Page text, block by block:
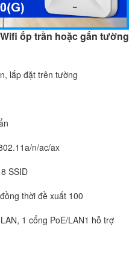
ốp trần hoặc gắn tường
lắp đặt trên tường
n/ac/ax
SSID
thời đề xuất 100
1 cổng PoE/LAN1 hỗ trợ